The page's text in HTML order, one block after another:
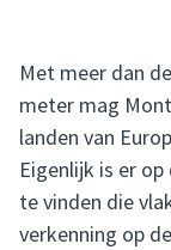
Met meer dan
meter mag
landen van
Eigenlijk is er
te vinden die
verkenning op